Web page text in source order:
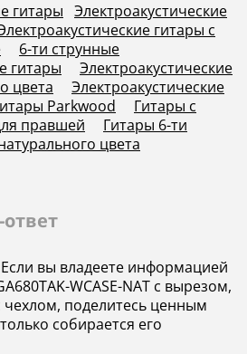
гитары Электроакустические
гитары с
6-ти струнные
гитары
Электроакустические
цвета
Электроакустические
Parkwood
Гитары с
правшей
Гитары 6-ти
цвета
вы владеете информацией
WCASE-NAT с вырезом,
чехлом, поделитесь ценным
собирается его